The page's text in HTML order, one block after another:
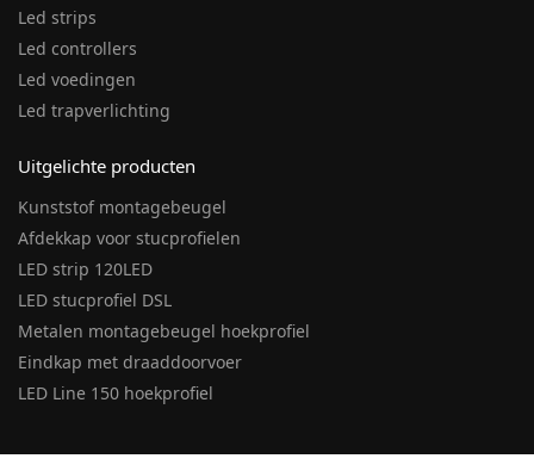
Led strips
Led controllers
Led voedingen
Led trapverlichting
Uitgelichte producten
Kunststof montagebeugel
Afdekkap voor stucprofielen
LED strip 120LED
LED stucprofiel DSL
Metalen montagebeugel hoekprofiel
Eindkap met draaddoorvoer
LED Line 150 hoekprofiel